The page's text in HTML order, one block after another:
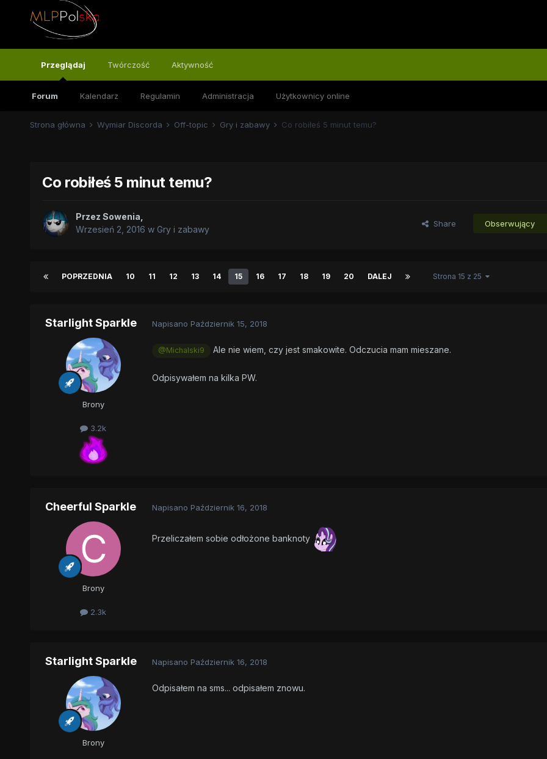
Przeglądaj
Forum Kalendarz Regulamin Administracja Użytkownicy online
Twórczość Aktywność
Strona główna Wymiar Discorda Off-topic Gry i zabawy Co robiłeś 5 minut temu?
Co robiłeś 5 minut temu?
Przez Sowenia
Wrzesień 2, 2016 w Gry i zabawy
Share Obserwujący
POPRZEDNIA 10 11 12 13 14 15 16 17 18 19 20 DALEJ Strona 15 z 25
Starlight Sparkle
Brony
3.2k
Napisano Październik 15, 2018
@Michalski9 Ale nie wiem, czy jest smakowite. Odczucia mam mieszane.
Odpisywałem na kilka PW.
Cheerful Sparkle
Brony
2.3k
Napisano Październik 16, 2018
Przeliczałem sobie odłożone banknoty
Starlight Sparkle
Brony
Napisano Październik 16, 2018
Odpisałem na sms... odpisałem znowu.